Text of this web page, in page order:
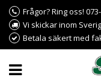
Frågor? Ring oss!
Vi skickar inom
Betala säkert med